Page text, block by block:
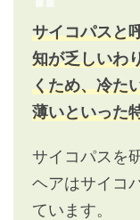
サイコパスと
知が乏しいわ
くため、冷た
薄いといった
サイコパスを
ヘアはサイコ
ています。